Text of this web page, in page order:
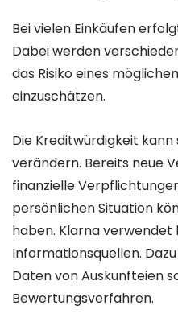
Bei vielen Einkäufen
Dabei werden
das Risiko eines
einzuschätzen.
Die Kreditwürdigkeit kann
verändern. Bereits neue
finanzielle
persönlichen Situation
haben. Klarna
Informationsquellen.
Daten von Auskunfteien
Bewertungsverfahren.